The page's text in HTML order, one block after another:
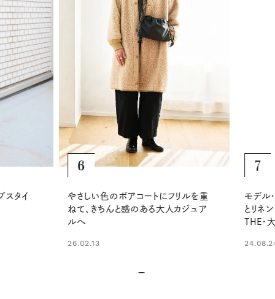
タイ
6
やさしい色のボアコートにフリルを重
ねて、きちんと感のある大人カジュア
ルへ
26.02.13
モデル・
とリネン
THE・
24.08.24